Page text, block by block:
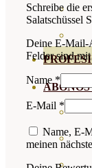
Schreibe die
Salatschüssel
Deine E-Mail-
Felder sind
Name *
E-Mail *
Name, E-
meinen